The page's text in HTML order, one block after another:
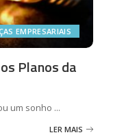
EMPRESARIAIS
Planos da
um sonho ...
LER MAIS